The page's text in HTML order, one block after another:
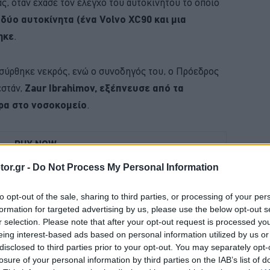
- Do Not Process My Personal Information
opt-out of the sale, sharing to third parties, or processing of your
for targeted advertising by us, please use the below opt-out
selection. Please note that after your opt-out request is processed
interest-based ads based on personal information utilized by us
to third parties prior to your opt-out. You may separately
of your personal information by third parties on the IAB’s list of
αυτοκίνητα (ένα Volvo XC90 και μια
νεκρός, ενώ ο συνοδηγός του, ο Πρόεδρος
Zaur Ibrahimov, εξέπνευσε από τα
στο νοσοκομείο
BUY NOW
PUMA ΑΠΟ 21.528 ΕΥΡΩ
ΟΙ ΕΙΔΗΣΕΙΣ ΣΤΗΝ ΕΛΛΑΔΑ ΚΑΙ ΣΤΟΝ ΚΟΣΜΟ
ΤΑ ΝΕΑ ΜΟΝΤΕΛΑ ΤΗΣ BMW
"TESLA" ΠΟΥ ΗΡΘΑΝ ΣΤΗΝ ΕΛΛΑΔΑ